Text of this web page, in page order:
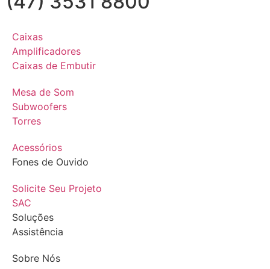
Caixas
Amplificadores
Caixas de Embutir
Mesa de Som
Subwoofers
Torres
Acessórios
Fones de Ouvido
Solicite Seu Projeto
SAC
Soluções
Assistência
Sobre Nós